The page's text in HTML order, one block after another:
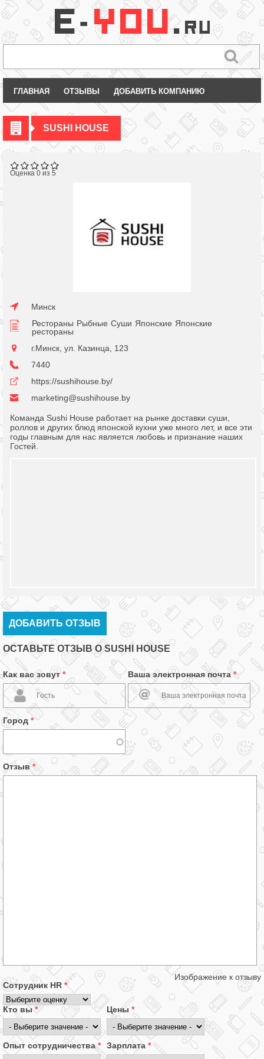
ГЛАВНАЯ ОТЗЫВЫ ДОБАВИТЬ КОМПАНИЮ
SUSHI HOUSE
Оценка 0 из 5
Минск
Рестораны Рыбные Суши Японские Японские
рестораны
г.Минск, ул. Казинца, 123
7440
https://sushihouse.by/
marketing@sushihouse.by
Команда Sushi House работает на рынке доставки суши,
роллов и других блюд японской кухни уже много лет, и все эти
годы главным для нас является любовь и признание наших
Гостей.
ДОБАВИТЬ ОТЗЫВ
ОСТАВЬТЕ ОТЗЫВ О SUSHI HOUSE
Как вас зовут* Ваша электронная почта*
Город *
Отзыв*
Изображение к отзыву
Сотрудник HR *
Кто вы * Цены *
Опыт сотрудничества* Зарплата *